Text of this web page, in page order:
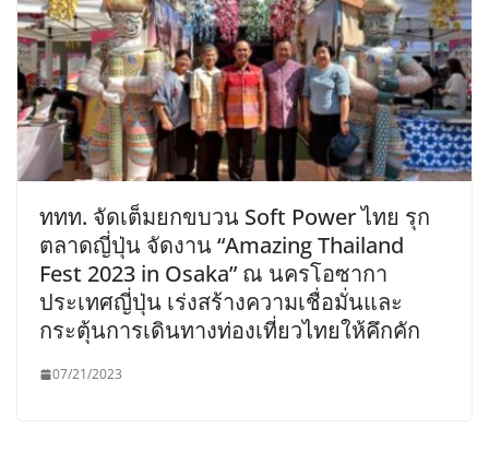
ททท. จัดเต็มยกขบวน Soft Power ไทย รุก
ตลาดญี่ปุ่น จัดงาน “Amazing Thailand
Fest 2023 in Osaka” ณ นครโอซากา
ประเทศญี่ปุ่น เร่งสร้างความเชื่อมั่นและ
กระตุ้นการเดินทางท่องเที่ยวไทยให้คึกคัก
07/21/2023